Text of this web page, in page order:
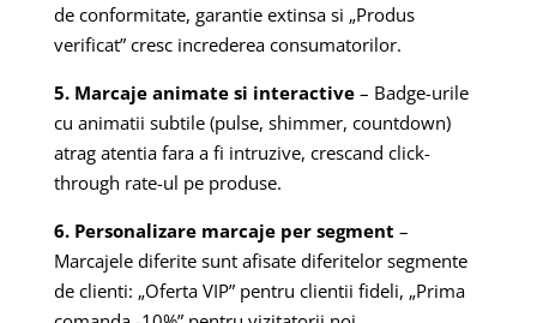
de conformitate, garantie extinsa si „Produs
verificat” cresc increderea consumatorilor.
5. Marcaje animate si interactive– Badge-urile
cu animatii subtile (pulse, shimmer, countdown)
atrag atentia fara a fi intruzive, crescand click-
through rate-ul pe produse.
6. Personalizare marcaje per segment –
Marcajele diferite sunt afisate diferitelor segmente
de clienti: „Oferta VIP” pentru clientii fideli, „Prima